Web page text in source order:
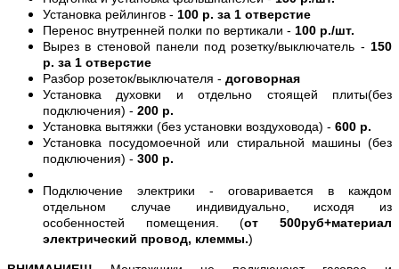
Установка рейлингов - 100 р. за 1 отверстие
Перенос внутренней полки по вертикали - 100 р./шт.
Вырез в стеновой панели под розетку/выключатель - 150
р. за 1 отверстие
Разбор розеток/выключателя - договорная
Установка духовки и отдельно стоящей плиты(без
подключения) - 200 р.
Установка вытяжки (без установки воздуховода) - 600 р.
Установка посудомоечной или стиральной машины (без
подключения) - 300 р.
Подключение электрики - оговаривается в каждом
отдельном случае индивидуально, исходя из
особенностей помещения. (от 500руб+материал
электрический провод, клеммы.)